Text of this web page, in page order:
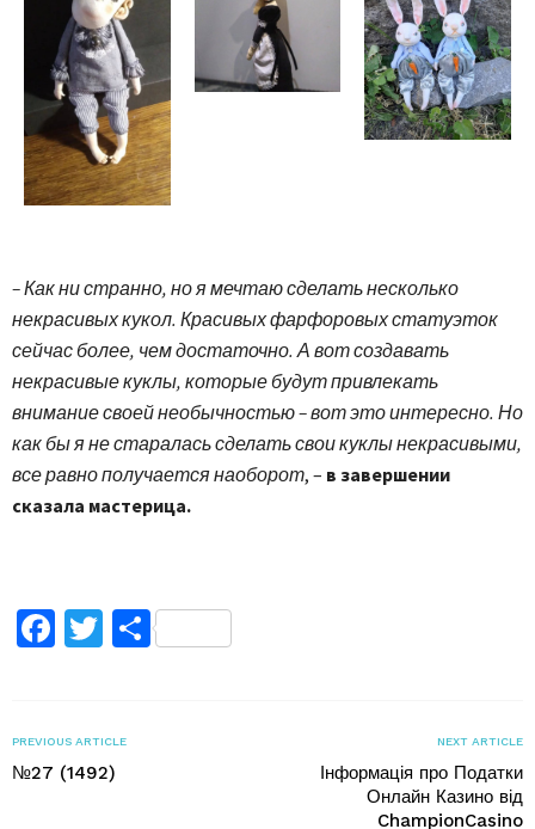
– Как ни странно, но я мечтаю сделать несколько
некрасивых кукол. Красивых фарфоровых статуэток
сейчас более, чем достаточно. А вот создавать
некрасивые куклы, которые будут привлекать
внимание своей необычностью – вот это интересно. Но
как бы я не старалась сделать свои куклы некрасивыми,
все равно получается наоборот, – в завершении
сказала мастерица.
Facebook
TwitterПоділитися
PREVIOUS ARTICLE
№27 (1492)
NEXT ARTICLE
Інформація про Податки
Онлайн Казино від
ChampionCasino